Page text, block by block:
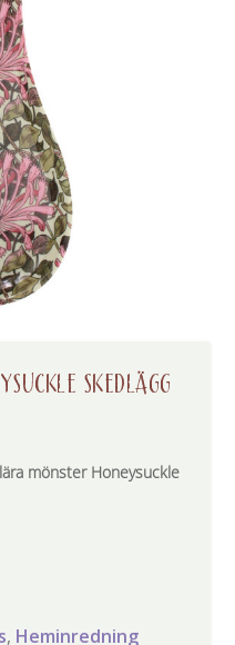
SKEDLÄGG
mönster Honeysuckle
, Heminredning